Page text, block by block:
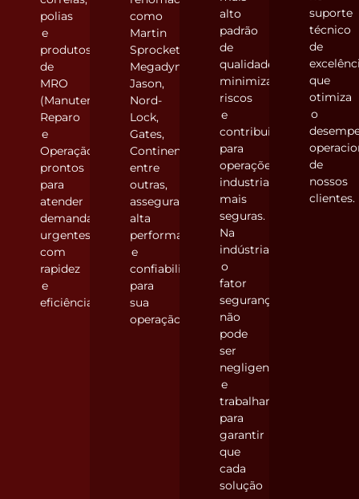
polias
e
produtos
de
MRO
(Manutenção,
Reparo
e
Operação),
prontos
para
atender
demandas
urgentes
com
rapidez
e
eficiência.
como
Martin
Sprocket,
Megadyne
Jason,
Nord-
Lock,
Gates,
Continental,
entre
outras,
assegurando
alta
performance
e
confiabilidade
para
sua
operação.
alto
padrão
de
qualidade,
minimizando
riscos
e
contribuindo
para
operações
industriais
mais
seguras.
Na
indústria,
o
fator
segurança
não
pode
ser
negligenciado,
e
trabalhamos
para
garantir
que
cada
solução
suporte
técnico
de
que
otimiza
o
de
nossos
clientes.